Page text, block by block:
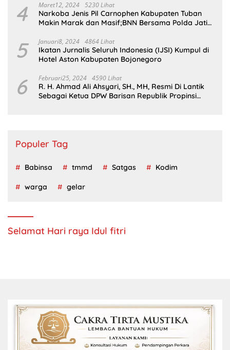
4 Maret12, 2024 5230 Lihat
Narkoba Jenis Pil Carnophen Kabupaten Tuban
Makin Marak dan Masif;BNN Bersama Polda Jatim
5 Januari8, 2024 4864 Lihat
Ikatan Jurnalis Seluruh Indonesia (IJSI) Kumpul di
Hotel Aston Kabupaten Bojonegoro
6 Februari25, 2024 4590 Lihat
R. H. Ahmad Ali Ahsyari, SH., MH, Resmi Di Lantik
Sebagai Ketua DPW Barisan Republik Propinsi
Populer Tag
Babinsa tmmd Satgas Kodim
warga gelar
Selamat Hari raya Idul fitri